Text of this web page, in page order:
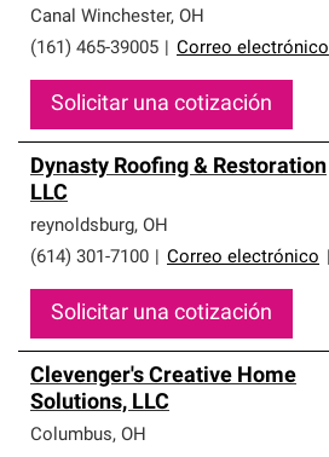
Canal Winchester, OH
(161) 465-39005
Correo electrónico
Solicitar una cotización
Dynasty Roofing & Restoration
LLC
reynoldsburg, OH
(614) 301-7100
Correo electrónico
Solicitar una cotización
Clevenger's Creative Home
Solutions, LLC
Columbus, OH